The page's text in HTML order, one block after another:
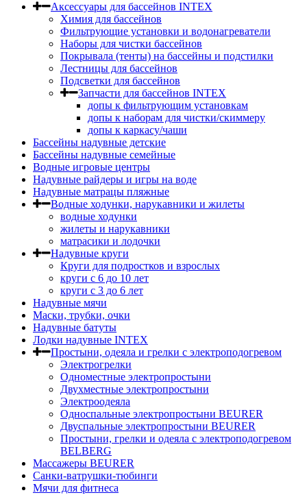
Аксессуары для бассейнов INTEX
Химия для бассейнов
Фильтрующие установки и водонагреватели
Наборы для чистки бассейнов
Покрывала (тенты) на бассейны и подстилки
Лестницы для бассейнов
Подсветки для бассейнов
Запчасти для бассейнов INTEX
допы к фильтрующим установкам
допы к наборам для чистки/скиммеру
допы к каркасу/чаши
Бассейны надувные детские
Бассейны надувные семейные
Водные игровые центры
Надувные райдеры и игры на воде
Надувные матрацы пляжные
Водные ходунки, нарукавники и жилеты
водные ходунки
жилеты и нарукавники
матрасики и лодочки
Надувные круги
Круги для подростков и взрослых
круги с 6 до 10 лет
круги c 3 до 6 лет
Надувные мячи
Маски, трубки, очки
Надувные батуты
Лодки надувные INTEX
Простыни, одеяла и грелки с электроподогревом
Электрогрелки
Одноместные электропростыни
Двухместные электропростыни
Электроодеяла
Односпальные электропростыни BEURER
Двуспальные электропростыни BEURER
Простыни, грелки и одеяла с электроподогревом
BELBERG
Массажеры BEURER
Санки-ватрушки-тюбинги
Мячи для фитнеса